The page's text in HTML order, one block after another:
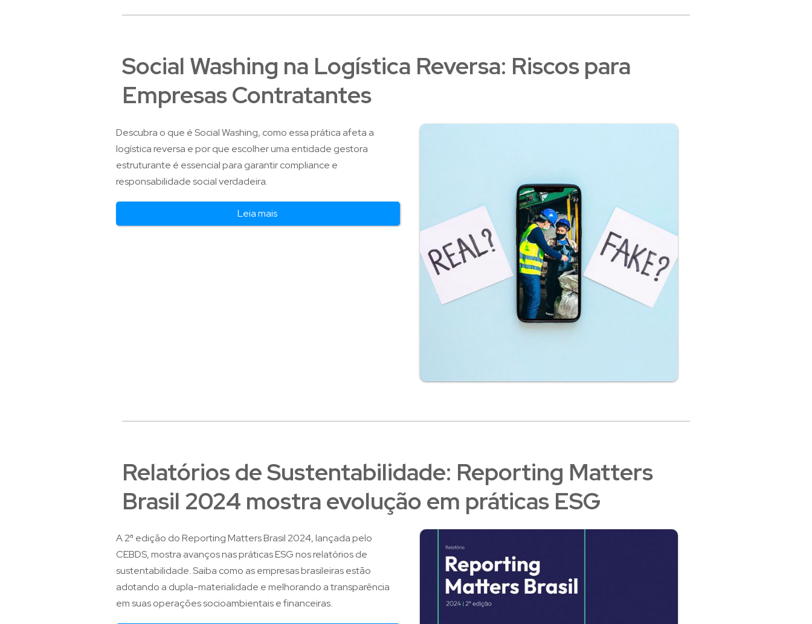
Social Washing na Logística Reversa: Riscos para
Empresas Contratantes
Descubra o que é Social Washing, como essa prática afeta a
logística reversa e por que escolher uma entidade gestora
estruturante é essencial para garantir compliance e
responsabilidade social verdadeira.
Leia mais
Relatórios de Sustentabilidade: Reporting Matters
Brasil 2024 mostra evolução em práticas ESG
A 2ª edição do Reporting Matters Brasil 2024, lançada pelo
CEBDS, mostra avanços nas práticas ESG nos relatórios de
sustentabilidade. Saiba como as empresas brasileiras estão
adotando a dupla-materialidade e melhorando a transparência
em suas operações socioambientais e financeiras.